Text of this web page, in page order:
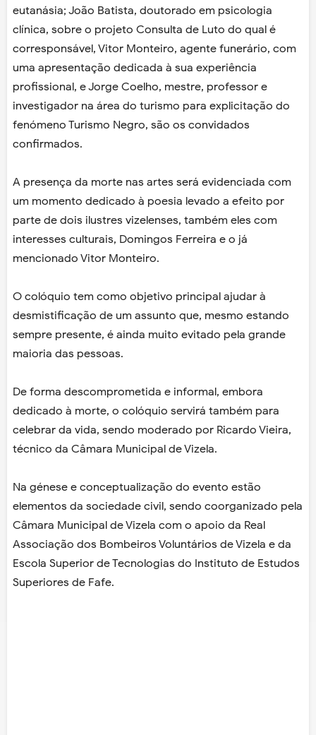
eutanásia; João Batista, doutorado em psicologia
clínica, sobre o projeto Consulta de Luto do qual é
corresponsável, Vitor Monteiro, agente funerário, com
uma apresentação dedicada à sua experiência
profissional, e Jorge Coelho, mestre, professor e
investigador na área do turismo para explicitação do
fenómeno Turismo Negro, são os convidados
confirmados.
A presença da morte nas artes será evidenciada com
um momento dedicado à poesia levado a efeito por
parte de dois ilustres vizelenses, também eles com
interesses culturais, Domingos Ferreira e o já
mencionado Vitor Monteiro.
O colóquio tem como objetivo principal ajudar à
desmistificação de um assunto que, mesmo estando
sempre presente, é ainda muito evitado pela grande
maioria das pessoas.
De forma descomprometida e informal, embora
dedicado à morte, o colóquio servirá também para
celebrar da vida, sendo moderado por Ricardo Vieira,
técnico da Câmara Municipal de Vizela.
Na génese e conceptualização do evento estão
elementos da sociedade civil, sendo coorganizado pela
Câmara Municipal de Vizela com o apoio da Real
Associação dos Bombeiros Voluntários de Vizela e da
Escola Superior de Tecnologias do Instituto de Estudos
Superiores de Fafe.